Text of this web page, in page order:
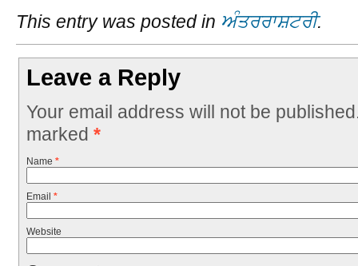
This entry was posted in ਅੰਤਰਰਾਸ਼ਟਰੀ.
Leave a Reply
Your email address will not be
marked *
Name *
Email *
Website